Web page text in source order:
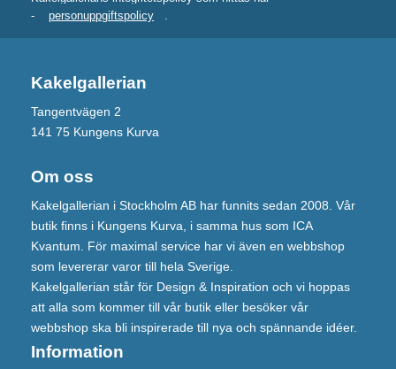
-
personuppgiftspolicy .
Kakelgallerian
Tangentvägen 2
141 75 Kungens Kurva
Om oss
Kakelgallerian i Stockholm AB har funnits sedan 2008. Vår
butik finns i Kungens Kurva, i samma hus som ICA
Kvantum. För maximal service har vi även en webbshop
som levererar varor till hela Sverige.
Kakelgallerian står för Design & Inspiration och vi hoppas
att alla som kommer till vår butik eller besöker vår
webbshop ska bli inspirerade till nya och spännande idéer.
Information